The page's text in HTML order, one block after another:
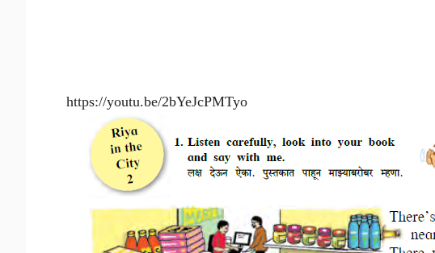
https://youtu.be/2bYeJcPMTyo